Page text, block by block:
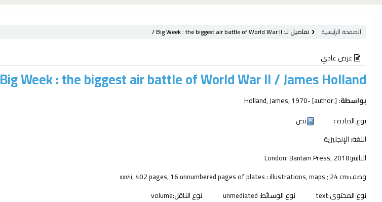
الصفحة الرئيسية تفاصيل لـ: Big Week :the biggest air battle of World War II /
عرض عادي
Big Week : the biggest air battle of World War II /James Holland.
بواسطة: Holland, James, 1970-[author.]
نوع المادة :
نص
اللغة:الإنجليزية
الناشر:
London:Bantam Press,2018
وصف:xxvii, 402 pages, 16 unnumbered pages of plates : illustrations, maps ; 24 cm
نوع المحتوى:text نوع الوسائط:unmediated نوع الناقل:volume